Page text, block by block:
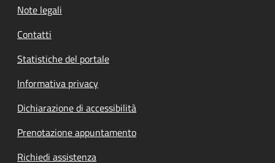
Note legali
Contatti
Statistiche del portale
Informativa privacy
Dichiarazione di accessibilità
Prenotazione appuntamento
Richiedi assistenza